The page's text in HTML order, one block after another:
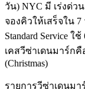
วัน) NYC มี เร่งด่ว
จองคิวให้เสร็จใน
Standard Service ใ
เคสวีซ่าเดนมาร์กคื
(Christmas)
รายการวีซ่าเดนมา